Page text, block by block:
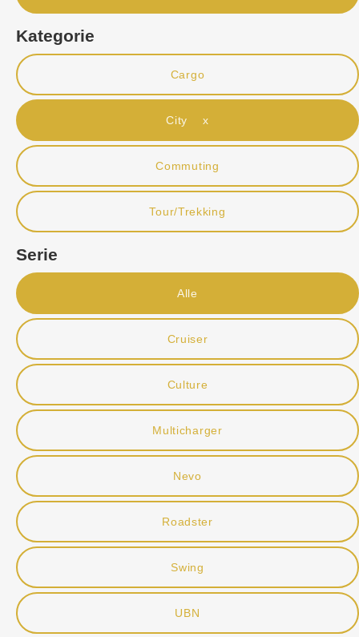
Kategorie
Cargo
City x
Commuting
Tour/Trekking
Serie
Alle
Cruiser
Culture
Multicharger
Nevo
Roadster
Swing
UBN